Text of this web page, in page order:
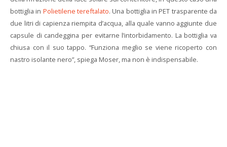
bottiglia in Polietilene tereftalato. Una bottiglia in PET trasparente da
due litri di capienza riempita d’acqua, alla quale vanno aggiunte due
capsule di candeggina per evitarne l’intorbidamento. La bottiglia va
chiusa con il suo tappo. “Funziona meglio se viene ricoperto con
nastro isolante nero”, spiega Moser, ma non è indispensabile.